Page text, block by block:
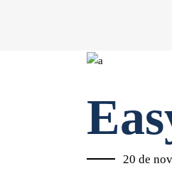
20 de